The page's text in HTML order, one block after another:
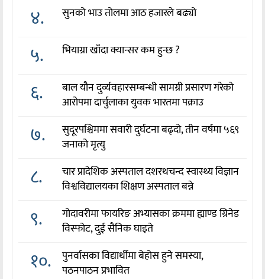
४. सुनको भाउ तोलमा आठ हजारले बढ्यो
५. भियाग्रा खाँदा क्यान्सर कम हुन्छ ?
६.
बाल यौन दुर्व्यवहारसम्बन्धी सामग्री प्रसारण गरेको
आरोपमा दार्चुलाका युवक भारतमा पक्राउ
७.
सुदूरपश्चिममा सवारी दुर्घटना बढ्दो, तीन वर्षमा ५६९
जनाको मृत्यु
८.
चार प्रादेशिक अस्पताल दशरथचन्द स्वास्थ्य विज्ञान
विश्वविद्यालयका शिक्षण अस्पताल बन्ने
९.
गोदावरीमा फायरिङ अभ्यासका क्रममा ह्याण्ड ग्रिनेड
विस्फोट, दुई सैनिक घाइते
१०.
पुनर्वासका विद्यार्थीमा बेहोस हुने समस्या,
पठनपाठन प्रभावित